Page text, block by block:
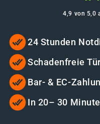
4,9 von 5,0
24 Stunden
Schadenfreie
Bar- & EC-
In 20– 30